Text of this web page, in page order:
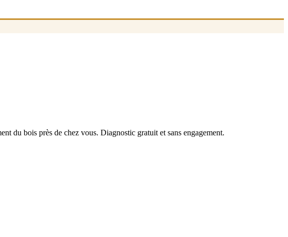
du bois près de chez vous. Diagnostic gratuit et sans engagement.